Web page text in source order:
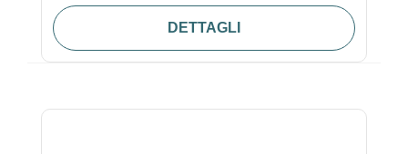
DETTAGLI